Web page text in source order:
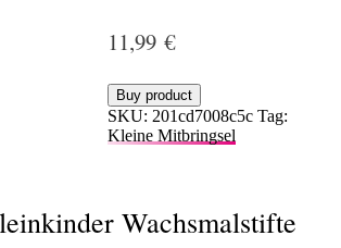
11,99 €
Buy product
SKU: 201cd7008c5c Tag:
Kleine Mitbringsel
Wachsmalstifte